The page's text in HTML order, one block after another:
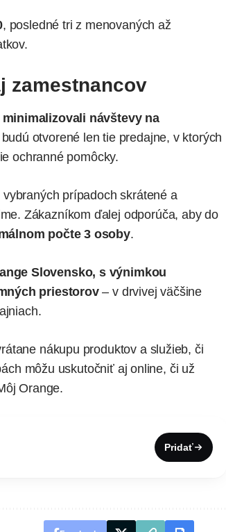
, posledné tri z menovaných až
zamestnancov
minimalizovali návštevy na
otvorené len tie predajne, v ktorých
ochranné pomôcky.
prípadoch skrátené a
Zákazníkom ďalej odporúča, aby do
počte 3 osoby.
Slovensko, s výnimkou
priestorov– v drvivej väčšine
nákupu produktov a služieb, či
môžu uskutočniť aj online, či už
Orange.
Pridať